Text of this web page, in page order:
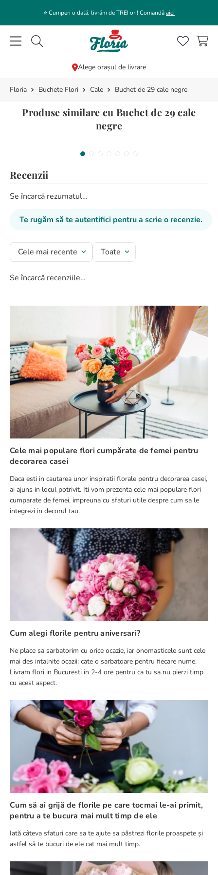
⭐️ Cumperi o dată, livrăm de TREI ori! Comandăaici
Caută flori, plante, cadouri...
Alege orașul de livrare
Buchete Flori Cale Buchet de 29 cale negre
Produse similare cu Buchet de 29 cale
negre
Recenzii
Se încarcă rezumatul…
Te rugăm să te autentifici pentru a scrie o recenzie.
Cele mai recente Toate
Se încarcă recenziile…
Cele mai populare flori cumpărate de femei pentru
decorarea casei
Daca esti in cautarea unor inspiratii florale pentru decorarea casei,
ai ajuns in locul potrivit. Iti vom prezenta cele mai populare flori
cumparate de femei, impreuna cu sfaturi utile despre cum sa le
integrezi in decorul tau.
Cum alegi florile pentru aniversari?
Ne place sa sarbatorim cu orice ocazie, iar onomasticele sunt cele
mai des intalnite ocazii: cate o sarbatoare pentru fiecare nume.
Livram flori in Bucuresti in 2-4 ore pentru ca tu sa nu pierzi timp
cu acest aspect.
Cum să ai grijă de florile pe care tocmai le-ai primit,
pentru a te bucura mai mult timp de ele
Iată câteva sfaturi care sa te ajute sa păstrezi florile proaspete și
astfel să te bucuri de ele cat mai mult timp.
CĂUTĂRI POPULARE
5.
buchet lalele
6
hortensie
buchet crini
9.
buchet trandafiri
10. crin